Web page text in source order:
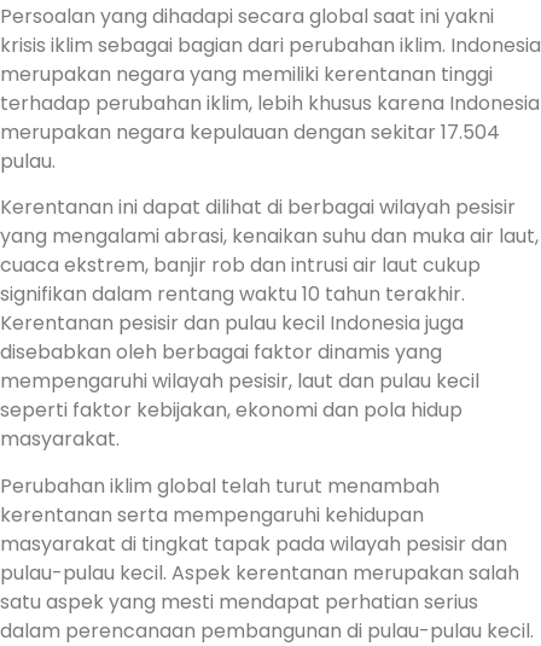
Persoalan yang dihadapi secara global saat ini yakni
krisis iklim sebagai bagian dari perubahan iklim. Indonesia
merupakan negara yang memiliki kerentanan tinggi
terhadap perubahan iklim, lebih khusus karena Indonesia
merupakan negara kepulauan dengan sekitar 17.504
pulau.
Kerentanan ini dapat dilihat di berbagai wilayah pesisir
yang mengalami abrasi, kenaikan suhu dan muka air laut,
cuaca ekstrem, banjir rob dan intrusi air laut cukup
signifikan dalam rentang waktu 10 tahun terakhir.
Kerentanan pesisir dan pulau kecil Indonesia juga
disebabkan oleh berbagai faktor dinamis yang
mempengaruhi wilayah pesisir, laut dan pulau kecil
seperti faktor kebijakan, ekonomi dan pola hidup
masyarakat.
Perubahan iklim global telah turut menambah
kerentanan serta mempengaruhi kehidupan
masyarakat di tingkat tapak pada wilayah pesisir dan
pulau-pulau kecil. Aspek kerentanan merupakan salah
satu aspek yang mesti mendapat perhatian serius
dalam perencanaan pembangunan di pulau-pulau kecil.